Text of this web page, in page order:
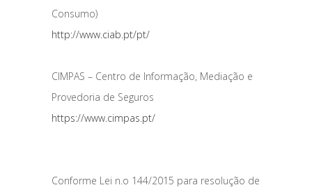
Consumo)
http://www.ciab.pt/pt/
CIMPAS – Centro de Informação, Mediação e
Provedoria de Seguros
https://www.cimpas.pt/
Conforme Lei n.o 144/2015 para resolução de